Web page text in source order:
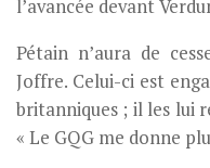
l’avancée devant
Pétain n’aura de
Joffre. Celui-ci est
britanniques ; il les lui
« Le GQG me donne